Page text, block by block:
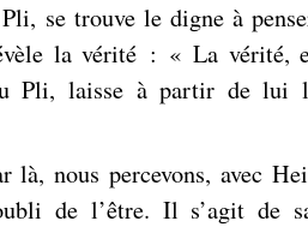
se trouve le digne à
la vérité : « La vérité,
Pli, laisse à partir de lui
percevons, avec
de l’être. Il s’agit de